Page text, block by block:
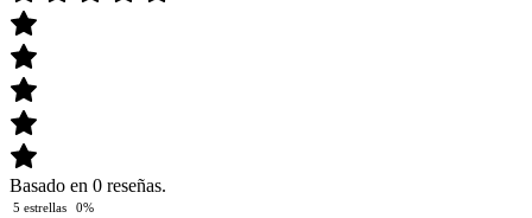
Basado en 0 reseñas.
5 estrellas
0%